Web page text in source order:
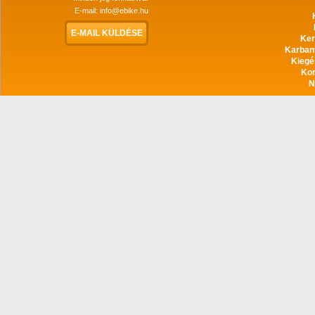
E-mail: info@ebike.hu
E-MAIL KÜLDÉSE